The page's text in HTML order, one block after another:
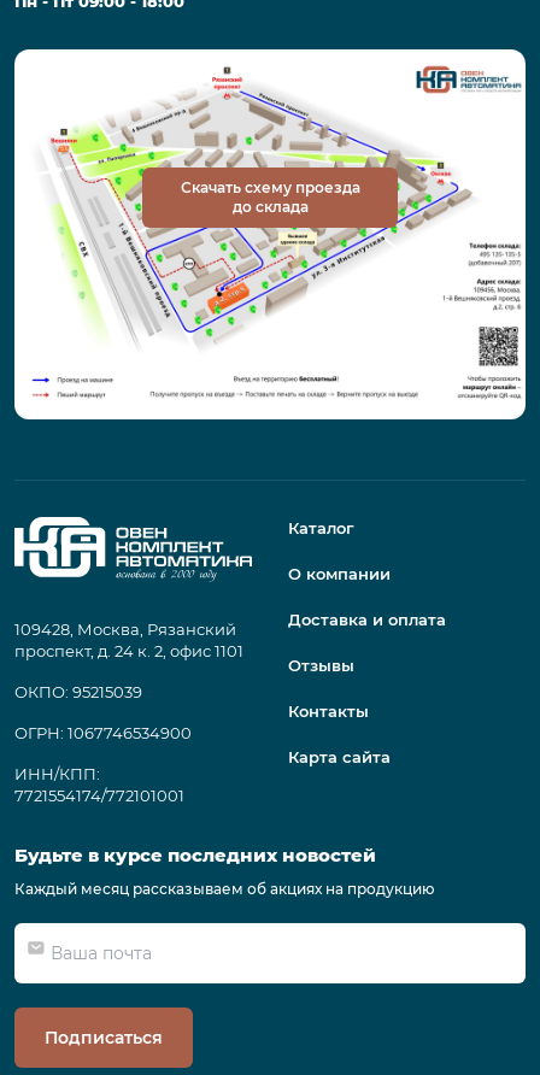
Скачать схему проезда
до склада
109428, Москва, Рязанский
проспект, д. 24 к. 2, офис 1101
ОКПО: 95215039
ОГРН: 1067746534900
ИНН/КПП:
7721554174/772101001
Каталог
О компании
Доставка и оплата
Отзывы
Контакты
Карта сайта
Будьте в курсе последних новостей
Каждый месяц рассказываем об акциях на продукцию
Подписаться